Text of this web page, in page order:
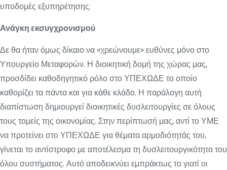
υποδομές εξυπηρέτησης.
Ανάγκη εκσυγχρονισμού
Δε θα ήταν όμως δίκαιο να «χρεώνουμε» ευθύνες μόνο στο
Υπουργείο Μεταφορών. Η διοικητική δομή της χώρας μας,
προσδίδει καθοδηγητικό ρόλο στο ΥΠΕΧΩΔΕ το οποίο
καθορίζει τα πάντα και για κάθε κλάδο. Η παράλογη αυτή
διαπίστωση δημιουργεί διοικητικές δυσλειτουργίες σε όλους
τους τομείς της οικονομίας. Στην περίπτωσή μας, αντί το ΥΜΕ
να προτείνει στο ΥΠΕΧΩΔΕ για θέματα αρμοδιότητάς του,
γίνεται το αντίστροφο με αποτέλεσμα τη δυσλειτουργικότητα του
όλου συστήματος. Αυτό αποδεικνύει εμπράκτως το γιατί οι